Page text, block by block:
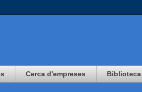
Cerca d'empreses Biblioteca